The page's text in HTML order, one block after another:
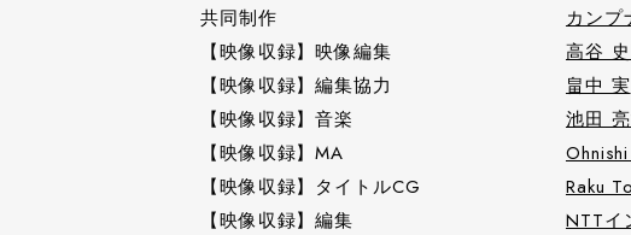
共同制作
カンプ
【映像収録】映像編集
高谷
【映像収録】編集協力
畠中 実
【映像収録】音楽
池田
【映像収録】MA
【映像収録】タイトルCG
Raku
【映像収録】編集
NTTイ